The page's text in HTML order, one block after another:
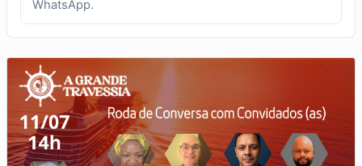
WhatsApp.